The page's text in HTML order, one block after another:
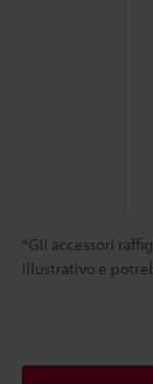
*Gli accessori
illustrativo e